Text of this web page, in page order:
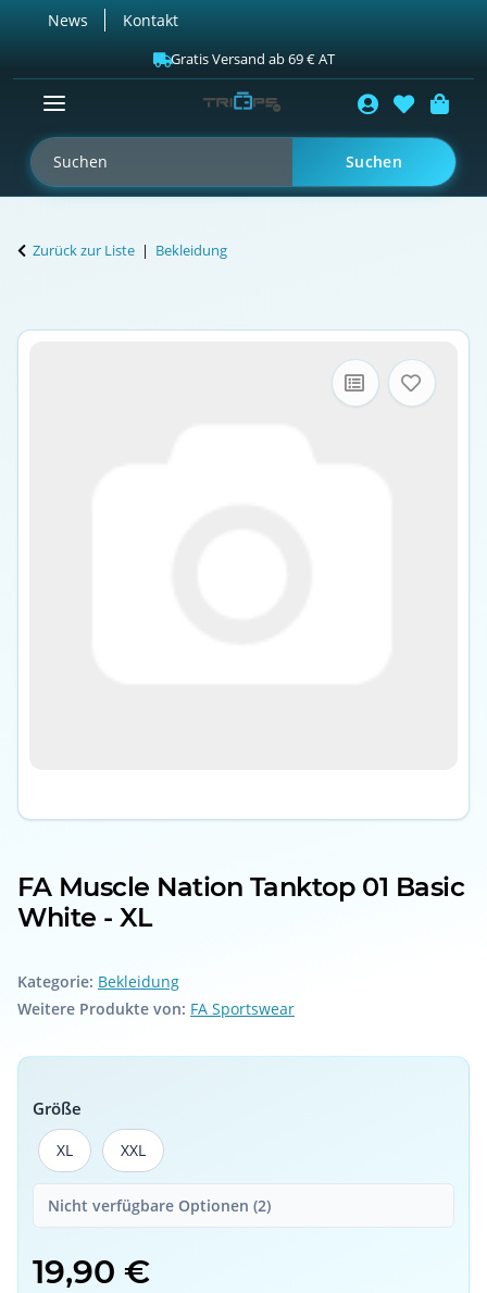
News Kontakt
Gratis Versand ab 69 € AT
Suchen
Zurück zur Liste Bekleidung
FA Muscle Nation Tanktop 01 Basic
White - XL
Kategorie: Bekleidung
Weitere Produkte von: FA Sportswear
Größe
XLXL XXL
XXL
Nicht verfügbare Optionen (2)
19,90 €